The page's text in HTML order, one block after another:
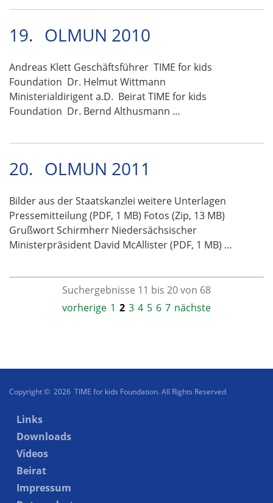
19. OLMUN 2010
Andreas Klett Geschäftsführer TIME for kids
Foundation Dr. Helmut Wittmann
Ministerialdirigent a.D. Beirat TIME for kids
Foundation Dr. Bernd Althusmann …
20. OLMUN 2011
Bilder aus der Staatskanzlei weitere Unterlagen
Pressemitteilung (PDF, 1 MB) Fotos (Zip, 13 MB)
Grußwort Schirmherr Niedersächsischer
Ministerpräsident David McAllister (PDF, 1 MB) …
Suchergebnisse 11 bis 20 von 68
vorherige 1 2 3 4 5 6 7 nächste
Copyright © 2026 TIME for kids Foundation. All Rights Reserved
Links
Downloads
Videos
Beirat
Impressum